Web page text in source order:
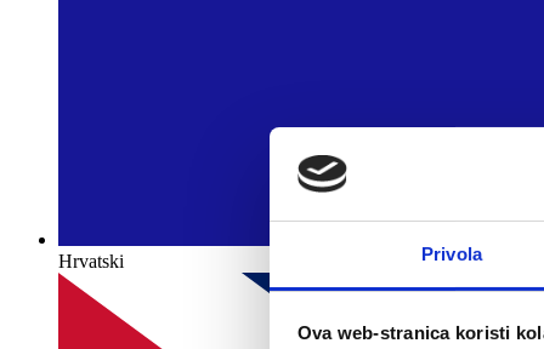
Privola
Ova web-stranica koristi
Hrvatski